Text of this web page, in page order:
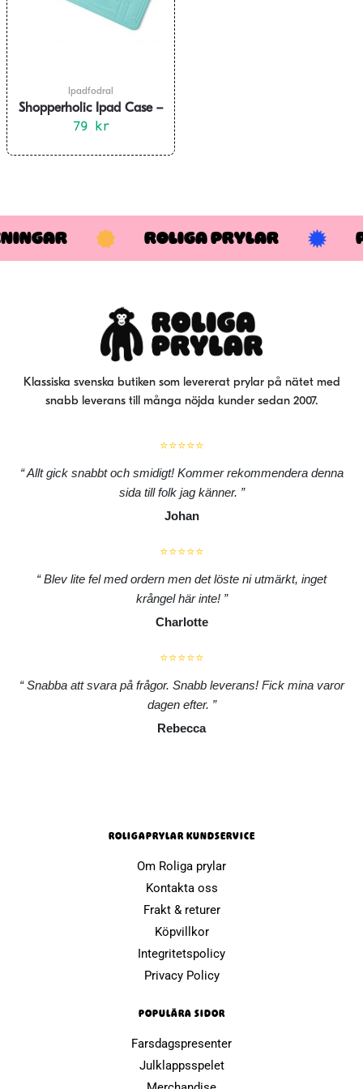
Ipadfodral
Shopperholic Ipad Case –
Turkos
79 kr
ROLIGA PRYLAR
Klassiska svenska butiken som levererat prylar på nätet med
snabb leverans till många nöjda kunder sedan 2007.
⭐⭐⭐⭐⭐
Allt gick snabbt och smidigt! Kommer rekommendera denna
sida till folk jag känner.
Johan
⭐⭐⭐⭐⭐
Blev lite fel med ordern men det löste ni utmärkt, inget
krångel här inte!
Charlotte
⭐⭐⭐⭐⭐
Snabba att svara på frågor. Snabb leverans! Fick mina varor
dagen efter.
Rebecca
ROLIGAPRYLAR KUNDSERVICE
Om Roliga prylar
Kontakta oss
Frakt & returer
Köpvillkor
Integritetspolicy
Privacy Policy
POPULÄRA SIDOR
Farsdagspresenter
Julklappsspelet